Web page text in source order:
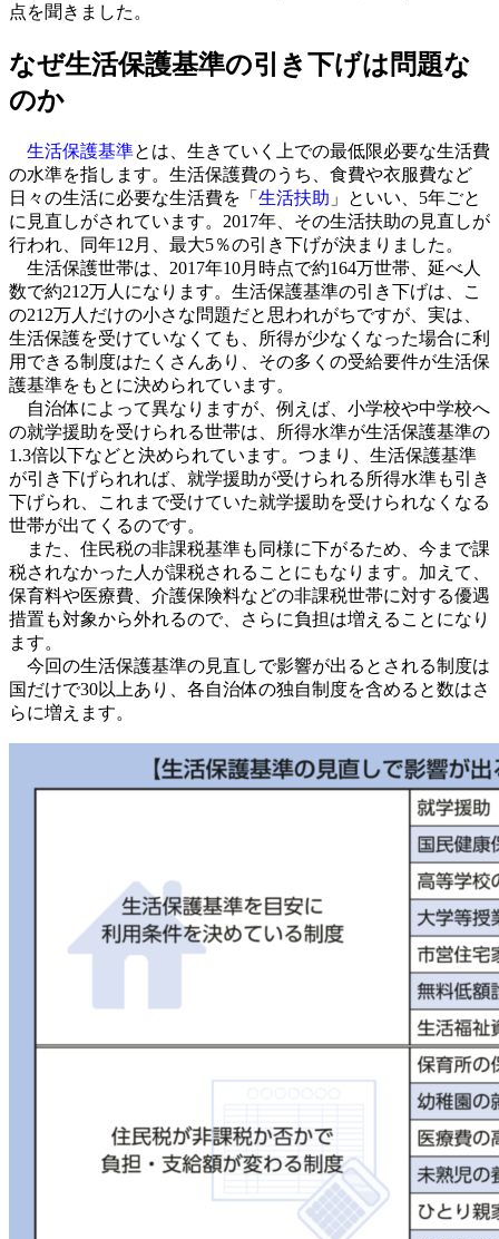
点を聞きました。
なぜ生活保護基準の引き下げは問題な
のか
生活保護基準とは、生きていく上での最低限必要な生活費
の水準を指します。生活保護費のうち、食費や衣服費など
日々の生活に必要な生活費を「 生活扶助 」といい、5年ごと
に見直しがされています。2017年、その生活扶助の見直しが
行われ、同年12月、最大5％の引き下げが決まりました。
生活保護世帯は、2017年10月時点で約164万世帯、延べ人
数で約212万人になります。生活保護基準の引き下げは、こ
の212万人だけの小さな問題だと思われがちですが、実は、
生活保護を受けていなくても、所得が少なくなった場合に利
用できる制度はたくさんあり、その多くの受給要件が生活保
護基準をもとに決められています。
自治体によって異なりますが、例えば、小学校や中学校へ
の就学援助を受けられる世帯は、所得水準が生活保護基準の
1.3倍以下などと決められています。つまり、生活保護基準
が引き下げられれば、就学援助が受けられる所得水準も引き
下げられ、これまで受けていた就学援助を受けられなくなる
世帯が出てくるのです。
また、住民税の非課税基準も同様に下がるため、今まで課
税されなかった人が課税されることにもなります。加えて、
保育料や医療費、介護保険料などの非課税世帯に対する優遇
措置も対象から外れるので、さらに負担は増えることになり
ます。
今回の生活保護基準の見直しで影響が出るとされる制度は
国だけで30以上あり、各自治体の独自制度を含めると数はさ
らに増えます。